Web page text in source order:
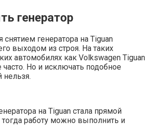
генератор
снятием генератора на Tiguan
выходом из строя. На таких
автомобилях как Volkswagen Tiguan
часто. Но и исключать подобное
нельзя.
на Tiguan стала прямой
работу можно выполнить и